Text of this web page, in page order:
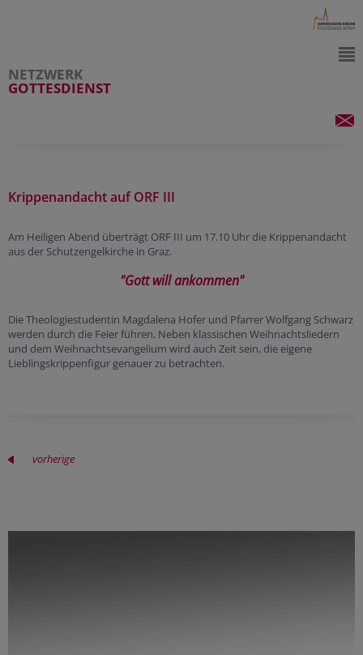
NETZWERK
GOTTESDIENST
Krippenandacht auf ORF III
Am Heiligen Abend überträgt ORF III um 17.10 Uhr die Krippenandacht
aus der Schutzengelkirche in Graz.
"Gott will ankommen"
Die Theologiestudentin Magdalena Hofer und Pfarrer Wolfgang Schwarz
werden durch die Feier führen, Neben klassischen Weihnachtsliedern
und dem Weihnachtsevangelium wird auch Zeit sein, die eigene
Lieblingskrippenfigur genauer zu betrachten.
vorherige